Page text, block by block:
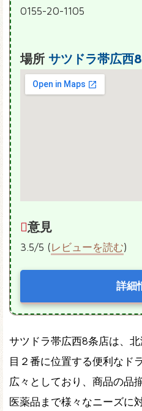
0155-20-1105
場所 サツドラ帯広西
意見
3.5/5 (レビューを読む)
詳細
サツドラ帯広西8条店は、
目２番に位置する便利なド
広々としており、商品の品
医薬品まで様々なニーズに